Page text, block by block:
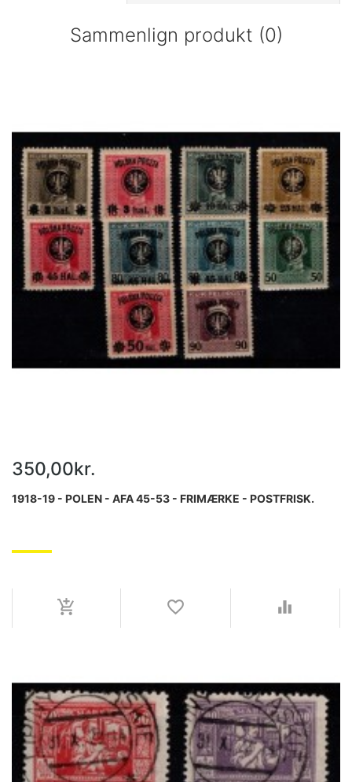
Sammenlign produkt (0)
350,00kr.
1918-19 - POLEN - AFA 45-53 - FRIMÆRKE - POSTFRISK.